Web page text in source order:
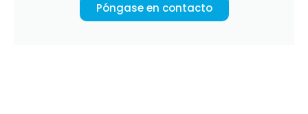
Póngase en contacto